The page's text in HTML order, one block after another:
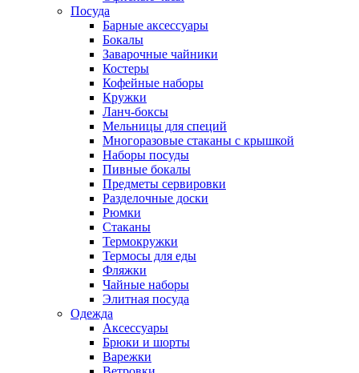
Посуда
Барные аксессуары
Бокалы
Заварочные чайники
Костеры
Кофейные наборы
Кружки
Ланч-боксы
Мельницы для специй
Многоразовые стаканы с крышкой
Наборы посуды
Пивные бокалы
Предметы сервировки
Разделочные доски
Рюмки
Стаканы
Термокружки
Термосы для еды
Фляжки
Чайные наборы
Элитная посуда
Одежда
Аксессуары
Брюки и шорты
Варежки